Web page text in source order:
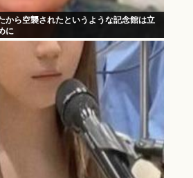
から空襲されたというような記念館は立
に